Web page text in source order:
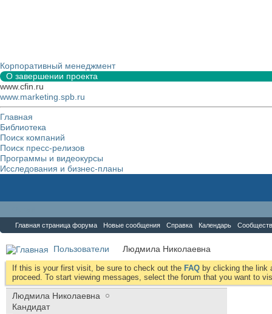
Корпоративный менеджмент
О завершении проекта
www.cfin.ru
www.marketing.spb.ru
Главная
Библиотека
Поиск компаний
Поиск пресс-релизов
Программы и видеокурсы
Исследования и бизнес-планы
Главная страница форума Новые сообщения Справка Календарь
Пользователи Людмила Николаевна
If this is your first visit, be sure to check out the FAQ by clicking the link
proceed. To start viewing messages, select the forum that you want to
Людмила Николаевна
Кандидат